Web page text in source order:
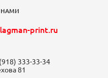
НАМИ
print.ru
333-33-34
81